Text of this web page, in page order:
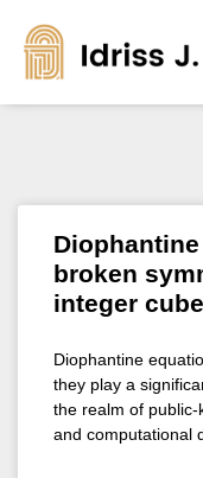
broken
integer
Diophantine
they play a
the realm of
and computational